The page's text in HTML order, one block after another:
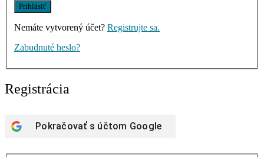
Nemáte vytvorený účet? Registrujte sa.
Zabudnuté heslo?
Registrácia
Pokračovať s účtom Google